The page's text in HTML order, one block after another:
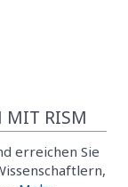
MIT RISM
erreichen Sie